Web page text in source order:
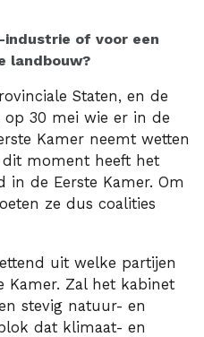
industrie of voor een
landbouw?
Staten, en de
30 mei wie er in de
Kamer neemt wetten
dit moment heeft het
in de Eerste Kamer. Om
ze dus coalities
uit welke partijen
Kamer. Zal het kabinet
stevig natuur- en
dat klimaat- en